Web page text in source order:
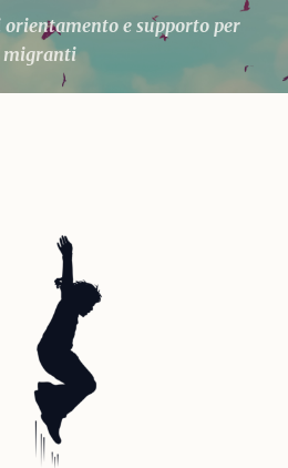
e supporto per
migranti